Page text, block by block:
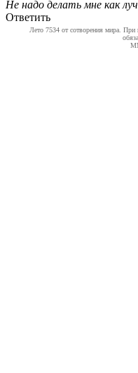
Не надо делать мне как
Ответить
Лето 7534 от сотворения мира. При